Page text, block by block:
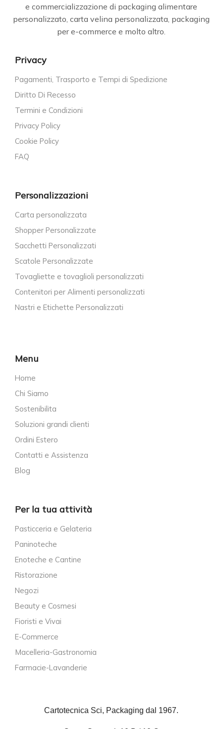
e commercializzazione di packaging alimentare
personalizzato, carta velina personalizzata, packaging
per e-commerce e molto altro.
Privacy
Pagamenti, Trasporto e Tempi di Spedizione
Diritto Di Recesso
Termini e Condizioni
Privacy Policy
Cookie Policy
FAQ
Personalizzazioni
Carta personalizzata
Shopper Personalizzate
Sacchetti Personalizzati
Scatole Personalizzate
Tovagliette e tovaglioli personalizzati
Contenitori per Alimenti personalizzati
Nastri e Etichette Personalizzati
Menu
Home
Chi Siamo
Sostenibilita
Soluzioni grandi clienti
Ordini Estero
Contatti e Assistenza
Blog
Per la tua attività
Pasticceria e Gelateria
Paninoteche
Enoteche e Cantine
Ristorazione
Negozi
Beauty e Cosmesi
Fioristi e Vivai
E-Commerce
Macelleria-Gastronomia
Farmacie-Lavanderie
Cartotecnica Sci, Packaging dal 1967.